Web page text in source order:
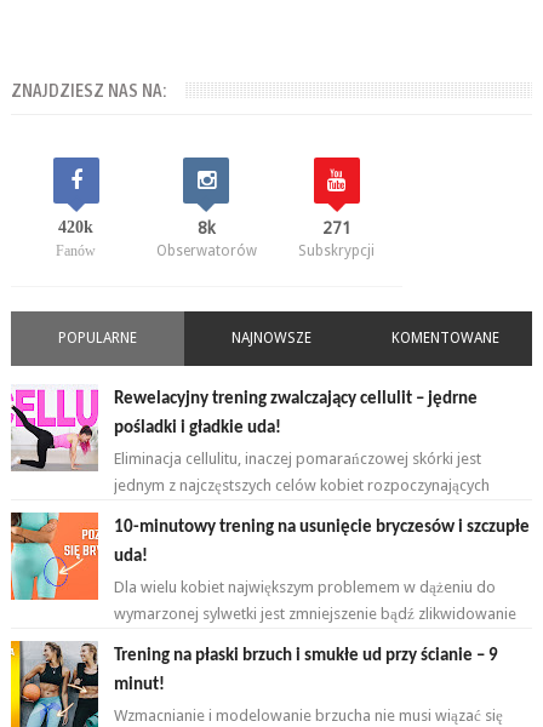
ZNAJDZIESZ NAS NA:
420k
Fanów
8k
Obserwatorów
271
Subskrypcji
POPULARNE NAJNOWSZE KOMENTOWANE
Rewelacyjny trening zwalczający cellulit – jędrne
pośladki i gładkie uda!
Eliminacja cellulitu, inaczej pomarańczowej skórki jest
jednym z najczęstszych celów kobiet rozpoczynających
10-minutowy trening na usunięcie bryczesów i szczupłe
uda!
Dla wielu kobiet największym problemem w dążeniu do
wymarzonej sylwetki jest zmniejszenie bądź zlikwidowanie
Trening na płaski brzuch i smukłe ud przy ścianie – 9
minut!
Wzmacnianie i modelowanie brzucha nie musi wiązać się